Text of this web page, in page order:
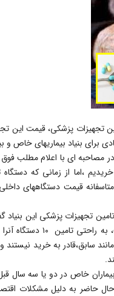
پزشکی، قیمت این
برای بنیاد بیماریهای خاص
ای با اعلام مطلب فوق
تومان می خریدیم ،اما از زمانی
تجهیزات پزشکی این
گفتیم دستگاه دیالیز
سابق،قادر به خرید نیستند
خاص در دو یا سه سال
در حال حاضر به دلیل مشکلات